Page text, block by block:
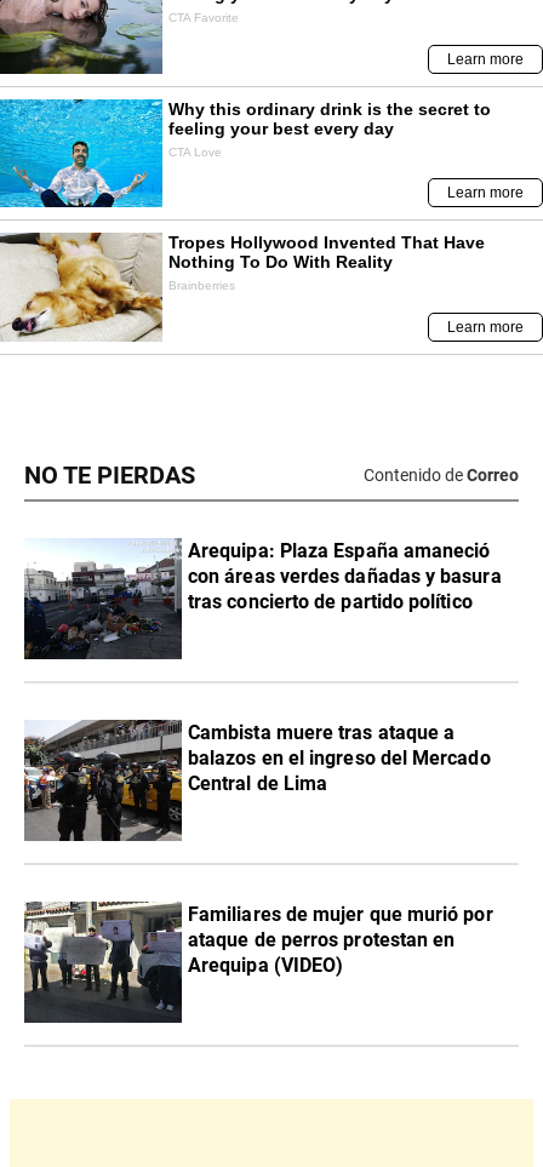
NO TE PIERDAS Contenido deCorreo
Arequipa: Plaza España amaneció
con áreas verdes dañadas y basura
tras concierto de partido político
Cambista muere tras ataque a
balazos en el ingreso del Mercado
Central de Lima
Familiares de mujer que murió por
ataque de perros protestan en
Arequipa (VIDEO)